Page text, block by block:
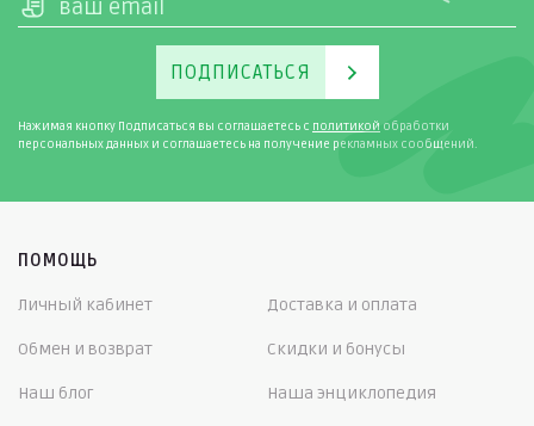
ПОДПИСАТЬСЯ
Нажимая кнопку Подписаться вы соглашаетесь с политикой обработки
персональных данных и соглашаетесь на получение рекламных сообщений.
ПОМОЩЬ
Личный кабинет Доставка и оплата
Обмен и возврат Скидки и бонусы
Наш блог Наша энциклопедия